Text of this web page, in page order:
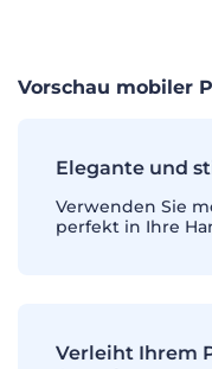
Vorschau mobiler
Elegante und
Verwenden Sie
perfekt in Ihre
Verleiht Ihrem